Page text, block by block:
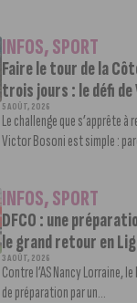
INFOS,SPORT
Faire le tour de la
trois jours : le défi
5 AOÛT, 2026
Le challenge que s’apprête
Victor Bosoni est simple :
INFOS,SPORT
DFCO : une
le grand retour en
3 AOÛT, 2026
Contre l’AS Nancy Lorraine,
de préparation par un...